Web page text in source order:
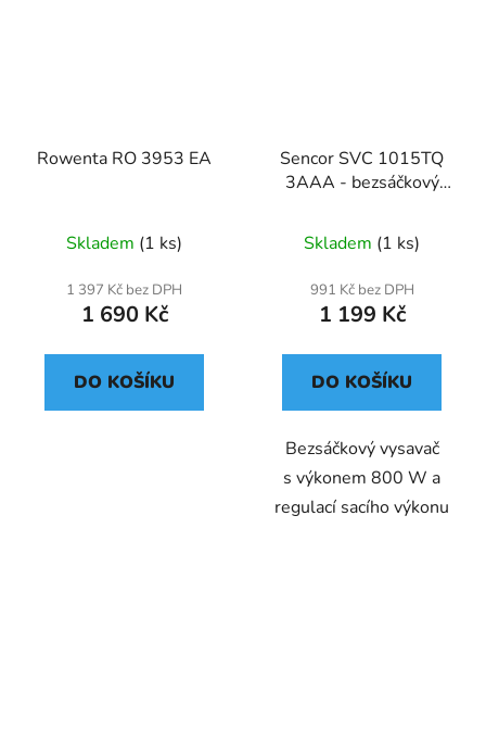
Rowenta RO 3953 EA
Skladem (1 ks)
1 397 Kč bez DPH
1 690 Kč
DO KOŠÍKU
Sencor SVC 1015TQ
3AAA - bezsáčkový
Skladem (1 ks)
991 Kč bez DPH
1 199 Kč
DO KOŠÍKU
Bezsáčkový vysavač
s výkonem 800 W a
regulací sacího výkonu